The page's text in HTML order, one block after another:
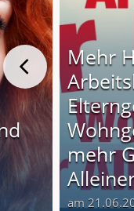
Mehr
mehr
am